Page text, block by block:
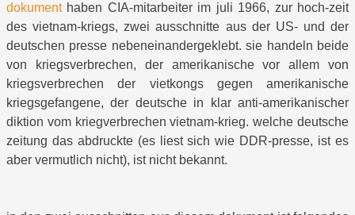
dokumenthaben CIA-mitarbeiter im juli 1966, zur hoch-zeit
des vietnam-kriegs, zwei ausschnitte aus der US- und der
deutschen presse nebeneinandergeklebt. sie handeln beide
von kriegsverbrechen, der amerikanische vor allem von
kriegsverbrechen der vietkongs gegen amerikanische
kriegsgefangene, der deutsche in klar anti-amerikanischer
diktion vom kriegverbrechen vietnam-krieg. welche deutsche
zeitung das abdruckte (es liest sich wie DDR-presse, ist es
aber vermutlich nicht), ist nicht bekannt.